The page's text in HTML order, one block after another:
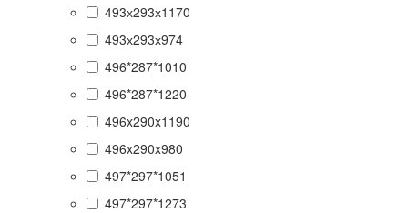
493х293х1170
493х293х974
496*287*1010
496*287*1220
496x290x1190
496x290x980
497*297*1051
497*297*1273